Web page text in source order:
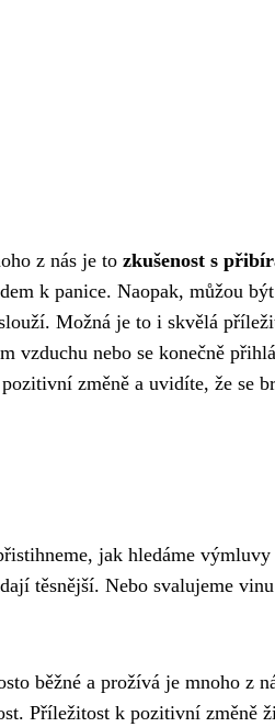
z nás je to zkušenost s
k panice. Naopak, můžou
Možná je to i skvělá
vzduchu nebo se konečně
změně a uvidíte, že se
jak hledáme
těsnější. Nebo svalujeme
běžné a prožívá je mnoho z
Příležitost k pozitivní změně